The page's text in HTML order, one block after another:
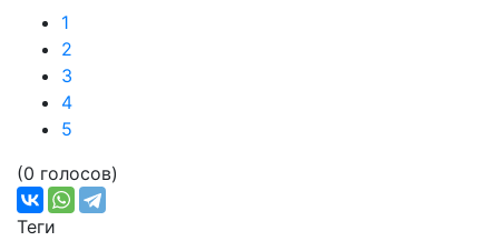
1
2
3
4
5
(0 голосов)
Теги